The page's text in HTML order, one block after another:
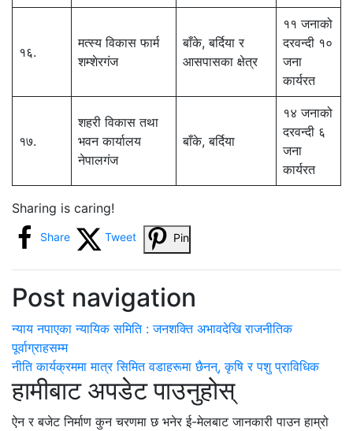
१६.
मत्स्य विकास फार्म
शम्शेरगंज
बाँके, बर्दिया र
आसपासका क्षेत्र
११ जनाको
दरवन्दी १०
जना
कार्यरत
१७.
शहरी विकास तथा
भवन कार्यालय
नेपालगंज
बाँके, बर्दिया
१४ जनाको
दरवन्दी ६
जना
कार्यरत
Sharing is caring!
Share Tweet Pin
Post navigation
न्याय नपाएका न्यायिक समिति : जनशक्ति अभावदेखि राजनीतिक
पूर्वाग्राहसम्म
नीति कार्यक्रममा मात्र सिमित वडाहरूमा छैनन्, कृषि र पशु प्राविधिक
हामीबाट अपडेट पाउनुहोस्
ऐन र बजेट निर्माण कुन चरणमा छ भनेर ई-मेलबाट जानकारी पाउन हाम्रो